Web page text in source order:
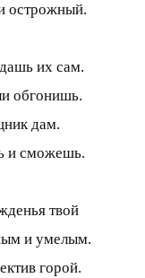
острожный.
их сам.
обгонишь.
дам.
и сможешь.
твой
и умелым.
горой.